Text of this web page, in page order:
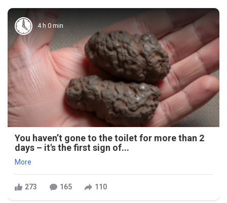
4 h 0 min
You haven’t gone to the toilet for more than 2
days – it's the first sign of...
More
273 165 110